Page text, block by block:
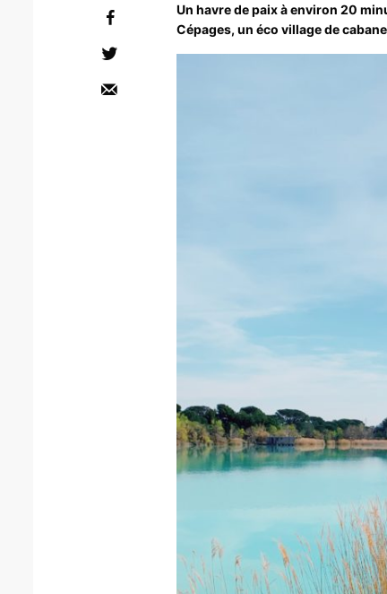
Un havre de paix à environ 20
Cépages, un éco village de